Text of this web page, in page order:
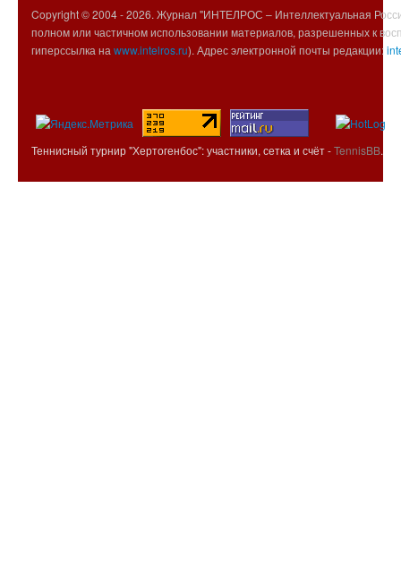
Copyright © 2004 -2026. Журнал "ИНТЕЛРОС – Интеллектуальная
полном или частичном использовании материалов, разрешенных к
гиперссылка на www.intelros.ru). Адрес электронной почты редакции:
Теннисный турнир "Хертогенбос": участники, сетка и счёт -TennisBB.